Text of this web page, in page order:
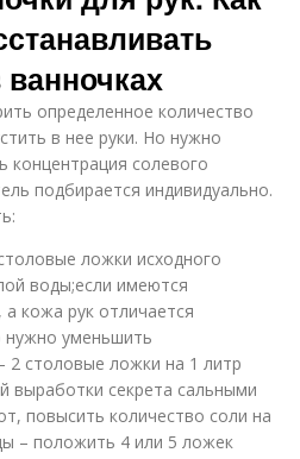
ванночках
определенное количество
в нее руки. Но нужно
концентрация солевого
подбирается индивидуально.
ложки исходного
воды;если имеются
кожа рук отличается
нужно уменьшить
2 столовые ложки на 1 литр
выработки секрета сальными
повысить количество соли на
– положить 4 или 5 ложек